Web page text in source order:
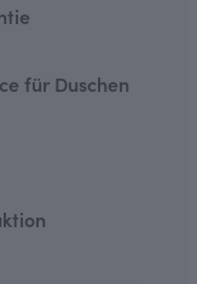
für Duschen